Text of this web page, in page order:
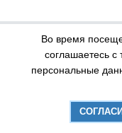
Во время
соглашаетесь
персональные